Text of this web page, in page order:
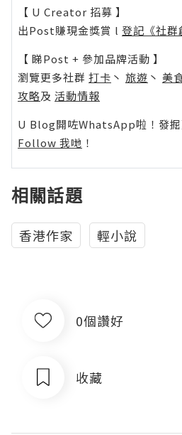
【 U Creator 招募 】
出Post賺現金獎賞 l 登記《社群
【 睇Post + 參加品牌活動 】
瀏覽更多社群 打卡 丶 旅遊 丶 美
攻略及 活動情報
U Blog開咗WhatsApp啦！發掘
Follow 我哋 ！
相關話題
香港作家 輕小說
0個讚好
收藏